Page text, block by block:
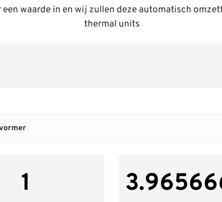
een waarde in en wij zullen deze automatisch
thermal units